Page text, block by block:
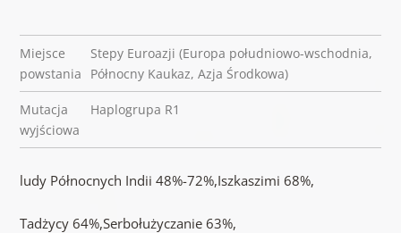
Miejsce
powstania
Stepy Euroazji (Europa południowo-wschodnia,
Północny Kaukaz, Azja Środkowa)
Mutacja
wyjściowa
Haplogrupa R1
ludy Północnych Indii 48%-72%,Iszkaszimi 68%,
Tadżycy 64%,Serbołużyczanie 63%,